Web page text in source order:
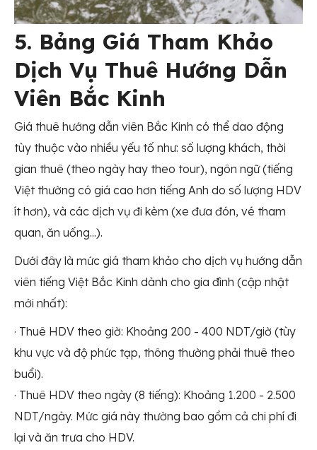
5. Bảng Giá Tham Khảo
Dịch Vụ Thuê Hướng Dẫn
Viên Bắc Kinh
Giá thuê hướng dẫn viên Bắc Kinh có thể dao động
tùy thuộc vào nhiều yếu tố như: số lượng khách, thời
gian thuê (theo ngày hay theo tour), ngôn ngữ (tiếng
Việt thường có giá cao hơn tiếng Anh do số lượng HDV
ít hơn), và các dịch vụ đi kèm (xe đưa đón, vé tham
quan, ăn uống...).
Dưới đây là mức giá tham khảo cho dịch vụ hướng dẫn
viên tiếng Việt Bắc Kinh dành cho gia đình (cập nhật
mới nhất):
· Thuê HDV theo giờ: Khoảng 200 - 400 NDT/giờ (tùy
khu vực và độ phức tạp, thông thường phải thuê theo
buổi).
· Thuê HDV theo ngày (8 tiếng): Khoảng 1.200 - 2.500
NDT/ngày. Mức giá này thường bao gồm cả chi phí đi
lại và ăn trưa cho HDV.